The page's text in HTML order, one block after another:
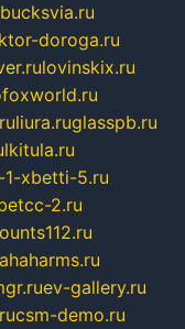
doroga.ru
lovinskix.ru
liura.ruglasspb.ru
xbetti-5.ru
2.ru
ev-gallery.ru
csm-demo.ru